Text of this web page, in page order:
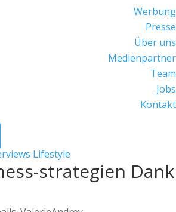
Werbung
Presse
Über uns
Medienpartner
Team
Jobs
Kontakt
Lifestyle
strategien Dank